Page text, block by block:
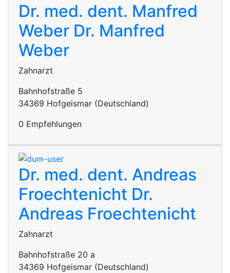
Dr. med. dent. Manfred
Weber Dr. Manfred
Weber
Zahnarzt
Bahnhofstraße 5
34369 Hofgeismar (Deutschland)
0 Empfehlungen
Dr. med. dent. Andreas
Froechtenicht Dr.
Andreas Froechtenicht
Zahnarzt
Bahnhofstraße 20 a
34369 Hofgeismar (Deutschland)